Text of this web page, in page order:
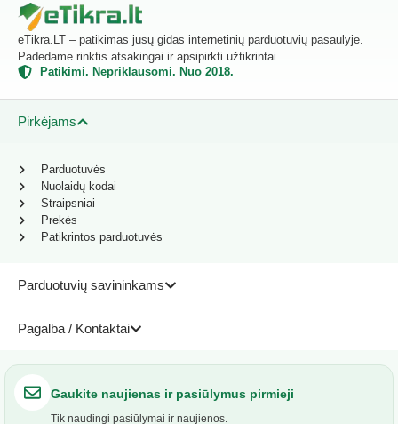
eTikra.LT – patikimas jūsų gidas internetinių parduotuvių pasaulyje.
Padedame rinktis atsakingai ir apsipirkti užtikrintai.
Patikimi. Nepriklausomi. Nuo 2018.
Pirkėjams
Parduotuvių savininkams
Pagalba / Kontaktai
Parduotuvės
Nuolaidų kodai
Straipsniai
Prekės
Patikrintos parduotuvės
Gaukite naujienas ir pasiūlymus pirmieji
Tik naudingi pasiūlymai ir naujienos.